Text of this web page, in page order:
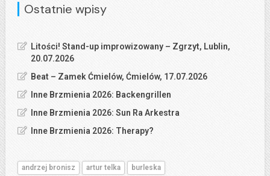
Ostatnie wpisy
Litości! Stand-up improwizowany – Zgrzyt, Lublin,
20.07.2026
Beat – Zamek Ćmielów, Ćmielów, 17.07.2026
Inne Brzmienia 2026: Backengrillen
Inne Brzmienia 2026: Sun Ra Arkestra
Inne Brzmienia 2026: Therapy?
andrzej bronisz artur telka
burleska